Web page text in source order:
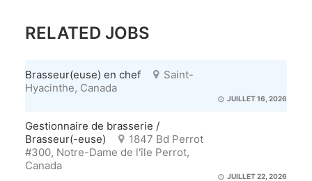
RELATED JOBS
Brasseur(euse) en chef
Saint-
Hyacinthe, Canada
JUILLET 16, 2026
Gestionnaire de brasserie /
Brasseur(-euse)
1847 Bd Perrot
#300, Notre-Dame de l'île Perrot,
Canada
JUILLET 22, 2026